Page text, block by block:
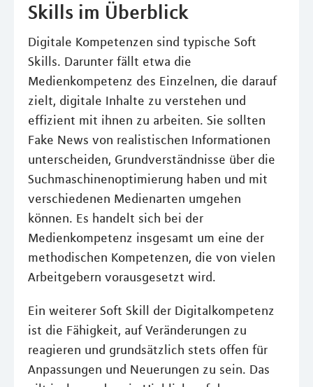
Skills im Überblick
Digitale Kompetenzen sind typische Soft
Skills. Darunter fällt etwa die
Medienkompetenz des Einzelnen, die darauf
zielt, digitale Inhalte zu verstehen und
effizient mit ihnen zu arbeiten. Sie sollten
Fake News von realistischen Informationen
unterscheiden, Grundverständnisse über die
Suchmaschinenoptimierung haben und mit
verschiedenen Medienarten umgehen
können. Es handelt sich bei der
Medienkompetenz insgesamt um eine der
methodischen Kompetenzen, die von vielen
Arbeitgebern vorausgesetzt wird.
Ein weiterer Soft Skill der Digitalkompetenz
ist die Fähigkeit, auf Veränderungen zu
reagieren und grundsätzlich stets offen für
Anpassungen und Neuerungen zu sein. Das